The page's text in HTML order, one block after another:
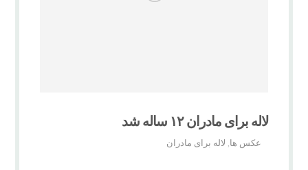
لاله برای مادران ۱۲ ساله شد
عکس ها, لاله برای مادران